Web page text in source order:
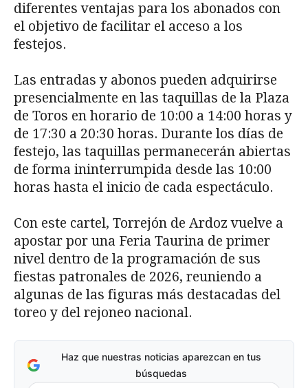
diferentes ventajas para los abonados con
el objetivo de facilitar el acceso a los
festejos.
Las entradas y abonos pueden adquirirse
presencialmente en las taquillas de la Plaza
de Toros en horario de 10:00 a 14:00 horas y
de 17:30 a 20:30 horas. Durante los días de
festejo, las taquillas permanecerán abiertas
de forma ininterrumpida desde las 10:00
horas hasta el inicio de cada espectáculo.
Con este cartel, Torrejón de Ardoz vuelve a
apostar por una Feria Taurina de primer
nivel dentro de la programación de sus
fiestas patronales de 2026, reuniendo a
algunas de las figuras más destacadas del
toreo y del rejoneo nacional.
Haz que nuestras noticias aparezcan en tus
búsquedas